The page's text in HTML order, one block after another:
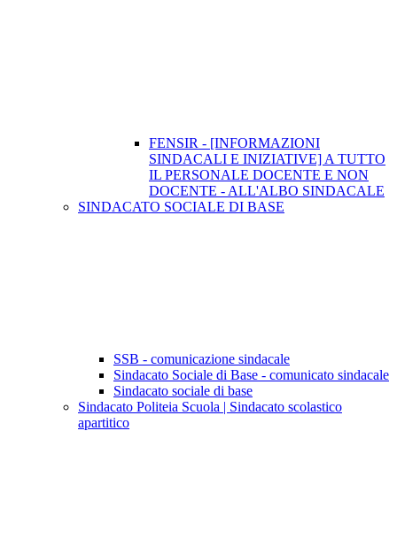
FENSIR - [INFORMAZIONI
SINDACALI E INIZIATIVE] A TUTTO
IL PERSONALE DOCENTE E NON
DOCENTE - ALL'ALBO SINDACALE
SINDACATO SOCIALE DI BASE
SSB - comunicazione sindacale
Sindacato Sociale di Base - comunicato sindacale
Sindacato sociale di base
Sindacato Politeia Scuola | Sindacato scolastico
apartitico